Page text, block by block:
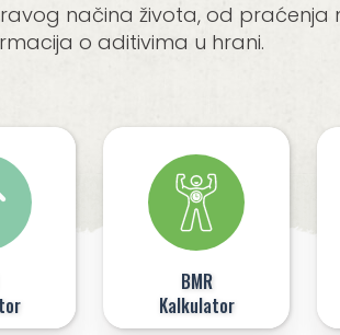
načina života, od praćenja
o aditivima u hrani.
BMR
Kalkulator